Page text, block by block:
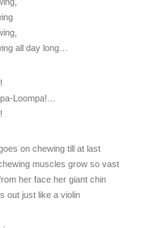
all day long…
Loompa!…
on chewing till at last
muscles grow so vast
her face her giant chin
out just like a violin